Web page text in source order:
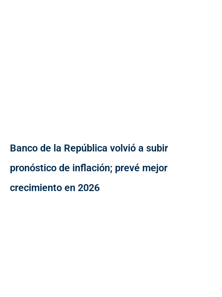
Banco de la República volvió a subir
pronóstico de inflación; prevé mejor
crecimiento en 2026